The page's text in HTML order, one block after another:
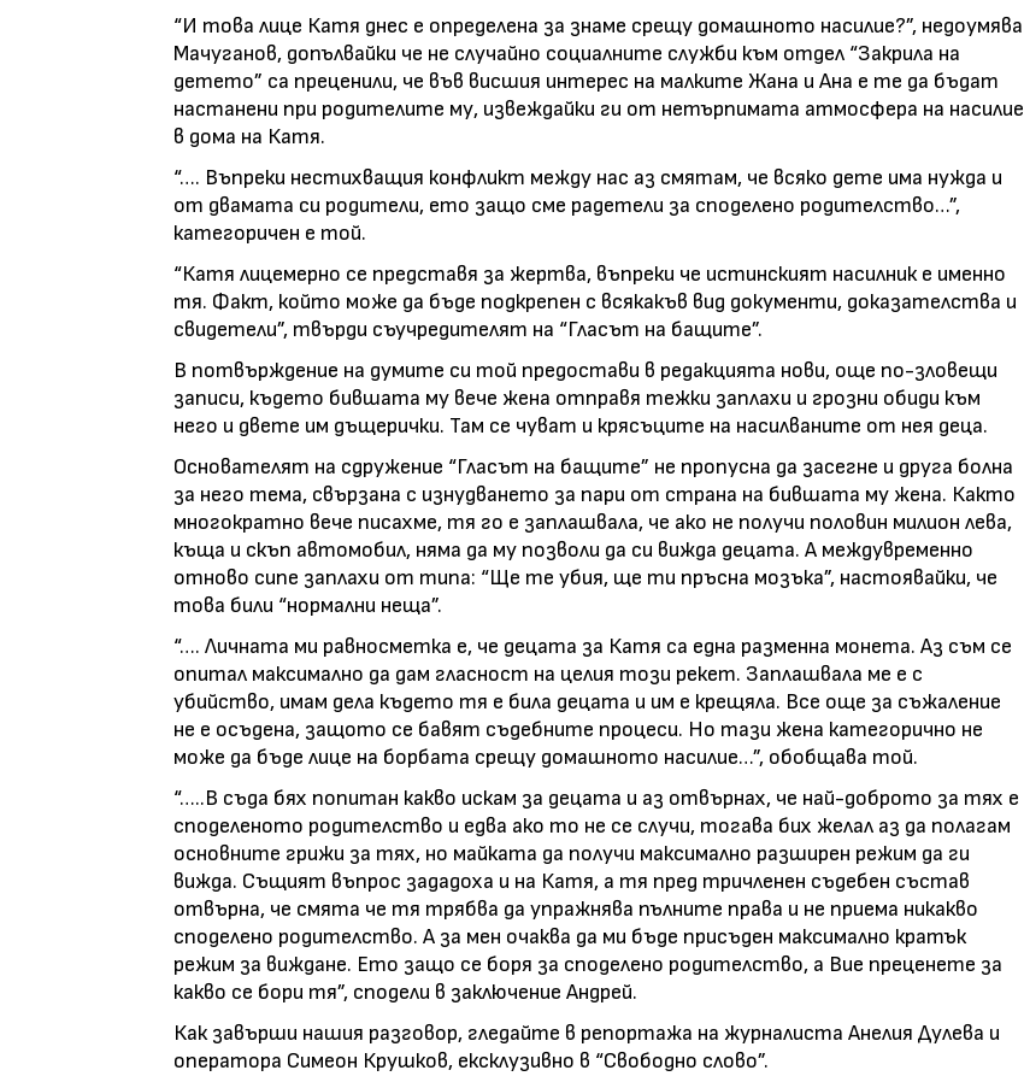
“И това лице Катя днес е определена за знаме срещу домашното насилие?”, недоумява
Мачуганов, допълвайки че не случайно социалните служби към отдел “Закрила на
детето” са преценили, че във висшия интерес на малките Жана и Ана е те да бъдат
настанени при родителите му, извеждайки ги от нетърпимата атмосфера на насилие
в дома на Катя.
“…. Въпреки нестихващия конфликт между нас аз смятам, че всяко дете има нужда и
от двамата си родители, ето защо сме радетели за споделено родителство…”,
категоричен е той.
“Катя лицемерно се представя за жертва, въпреки че истинският насилник е именно
тя. Факт, който може да бъде подкрепен с всякакъв вид документи, доказателства и
свидетели”, твърди съучредителят на “Гласът на бащите”.
В потвърждение на думите си той предостави в редакцията нови, още по-зловещи
записи, където бившата му вече жена отправя тежки заплахи и грозни обиди към
него и двете им дъщерички. Там се чуват и крясъците на насилваните от нея деца.
Основателят на сдружение “Гласът на бащите” не пропусна да засегне и друга болна
за него тема, свързана с изнудването за пари от страна на бившата му жена. Както
многократно вече писахме, тя го е заплашвала, че ако не получи половин милион лева,
къща и скъп автомобил, няма да му позволи да си вижда децата. А междувременно
отново сипе заплахи от типа: “Ще те убия, ще ти пръсна мозъка”, настоявайки, че
това били “нормални неща”.
“…. Личната ми равносметка е, че децата за Катя са една разменна монета. Аз съм се
опитал максимално да дам гласност на целия този рекет. Заплашвала ме е с
убийство, имам дела където тя е била децата и им е крещяла. Все още за съжаление
не е осъдена, защото се бавят съдебните процеси. Но тази жена категорично не
може да бъде лице на борбата срещу домашното насилие…”, обобщава той.
“…..В съда бях попитан какво искам за децата и аз отвърнах, че най-доброто за тях е
споделеното родителство и едва ако то не се случи, тогава бих желал аз да полагам
основните грижи за тях, но майката да получи максимално разширен режим да ги
вижда. Същият въпрос зададоха и на Катя, а тя пред тричленен съдебен състав
отвърна, че смята че тя трябва да упражнява пълните права и не приема никакво
споделено родителство. А за мен очаква да ми бъде присъден максимално кратък
режим за виждане. Ето защо се боря за споделено родителство, а Вие преценете за
какво се бори тя”, сподели в заключение Андрей.
Как завърши нашия разговор, гледайте в репортажа на журналиста Анелия Дулева и
оператора Симеон Крушков, ексклузивно в “Свободно слово”.